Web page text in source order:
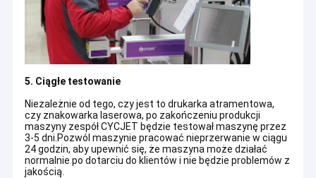
Przenośna drukarka atramentowa
Drukarka atramentowa dużych znaków
Maszyna do czyszczenia laserowego
Maszyna tnąca laserem
Maszyna do etykietowania naklejek
5. Ciągłe testowanie
Niezależnie od tego, czy jest to drukarka atramentowa,
czy znakowarka laserowa, po zakończeniu produkcji
maszyny zespół CYCJET będzie testował maszynę przez
3-5 dni.Pozwól maszynie pracować nieprzerwanie w ciągu
24 godzin, aby upewnić się, że maszyna może działać
normalnie po dotarciu do klientów i nie będzie problemów z
jakością.